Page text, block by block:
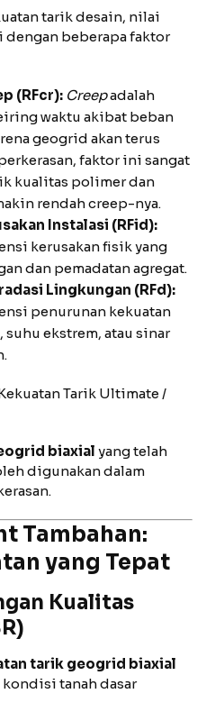
tarik desain, nilai
beberapa faktor
(RFcr): Creepadalah
waktu akibat beban
geogrid akan terus
faktor ini sangat
kualitas polimer dan
rendah creep-nya.
Instalasi (RFid):
kerusakan fisik yang
dan pemadatan agregat.
Lingkungan (RFd):
penurunan kekuatan
ekstrem, atau sinar
Tarik Ultimate /
biaxial yang telah
digunakan dalam
Tambahan:
yang Tepat
Kualitas
tarik geogrid biaxial
tanah dasar